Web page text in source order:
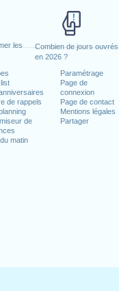
les
Combien de jours ouvrés
en 2026 ?
de rappels
de
matin
Paramétrage
Page de
connexion
Page de contact
Mentions légales
Partager